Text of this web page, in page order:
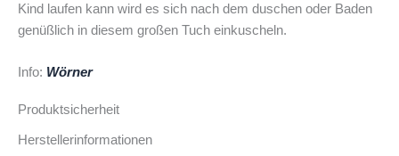
Kind laufen kann wird es sich nach dem duschen oder Baden
genüßlich in diesem großen Tuch einkuscheln.
Info: Wörner
Produktsicherheit
Herstellerinformationen